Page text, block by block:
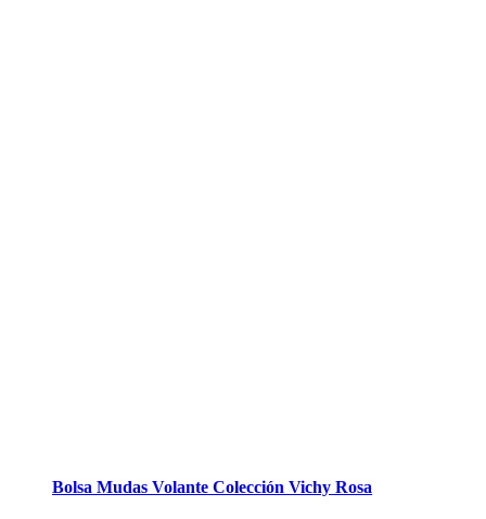
Bolsa Mudas Volante Colección Vichy Rosa